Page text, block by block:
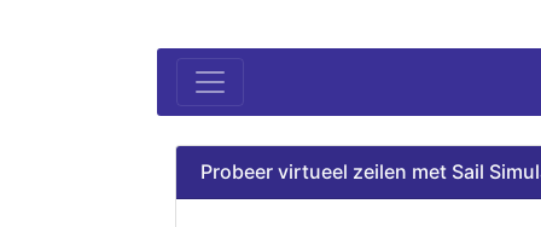
Probeer virtueel zeilen met Sail